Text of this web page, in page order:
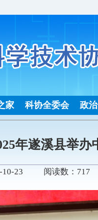
家 科协全委会 政
年遂溪县举办
10-23 阅读数：717